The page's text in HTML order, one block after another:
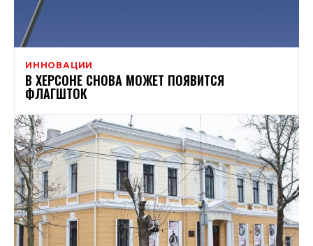
ИННОВАЦИИ
В ХЕРСОНЕ СНОВА МОЖЕТ ПОЯВИТСЯ
ФЛАГШТОК